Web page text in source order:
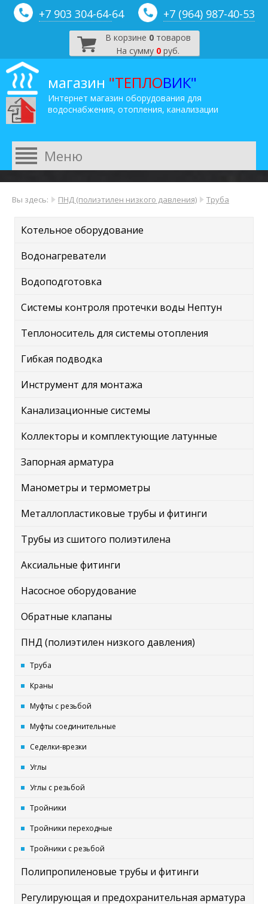
+7 903 304-64-64 +7 (964) 987-40-53
В корзине 0товаров
На сумму 0 руб.
магазин "ТЕПЛОВИК"
Интернет магазин оборудования для
водоснабжения, отопления, канализации
Вы здесь: ПНД (полиэтилен низкого давления) Труба
Котельное оборудование
Водонагреватели
Водоподготовка
Системы контроля протечки воды Нептун
Теплоноситель для системы отопления
Гибкая подводка
Инструмент для монтажа
Канализационные системы
Коллекторы и комплектующие латунные
Запорная арматура
Манометры и термометры
Металлопластиковые трубы и фитинги
Трубы из сшитого полиэтилена
Аксиальные фитинги
Насосное оборудование
Обратные клапаны
ПНД (полиэтилен низкого давления)
Труба
Краны
Муфты с резьбой
Муфты соединительные
Седелки-врезки
Углы
Углы с резьбой
Тройники
Тройники переходные
Тройники с резьбой
Полипропиленовые трубы и фитинги
Регулирующая и предохранительная арматура